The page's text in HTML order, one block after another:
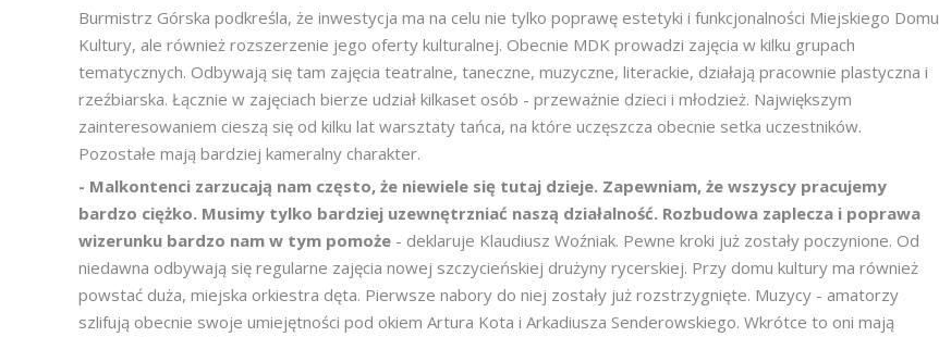
Burmistrz Górska podkreśla, że inwestycja ma na celu nie tylko poprawę estetyki i funkcjonalności Miejskiego Domu
Kultury, ale również rozszerzenie jego oferty kulturalnej. Obecnie MDK prowadzi zajęcia w kilku grupach
tematycznych. Odbywają się tam zajęcia teatralne, taneczne, muzyczne, literackie, działają pracownie plastyczna i
rzeźbiarska. Łącznie w zajęciach bierze udział kilkaset osób - przeważnie dzieci i młodzież. Największym
zainteresowaniem cieszą się od kilku lat warsztaty tańca, na które uczęszcza obecnie setka uczestników.
Pozostałe mają bardziej kameralny charakter.
- Malkontenci zarzucają nam często, że niewiele się tutaj dzieje. Zapewniam, że wszyscy pracujemy
bardzo ciężko. Musimy tylko bardziej uzewnętrzniać naszą działalność. Rozbudowa zaplecza i poprawa
wizerunku bardzo nam w tym pomoże - deklaruje Klaudiusz Woźniak. Pewne kroki już zostały poczynione. Od
niedawna odbywają się regularne zajęcia nowej szczycieńskiej drużyny rycerskiej. Przy domu kultury ma również
powstać duża, miejska orkiestra dęta. Pierwsze nabory do niej zostały już rozstrzygnięte. Muzycy - amatorzy
szlifują obecnie swoje umiejętności pod okiem Artura Kota i Arkadiusza Senderowskiego. Wkrótce to oni mają